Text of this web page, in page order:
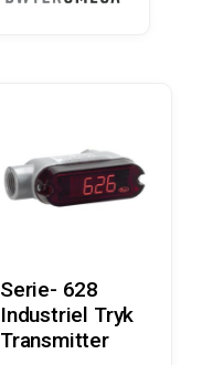
Serie- 628
Industriel Tryk
Transmitter